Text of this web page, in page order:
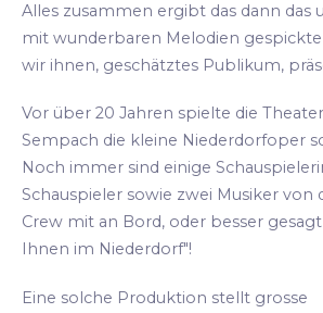
Alles zusammen ergibt das dann das
mit wunderbaren Melodien
wir ihnen, geschätztes Publikum,
Vor über 20 Jahren spielte die
Sempach die kleine Niederdorfoper
Noch immer sind einige
Schauspieler sowie zwei Musiker von
Crew mit an Bord, oder besser
Ihnen im Niederdorf"!
Eine solche Produktion stellt grosse